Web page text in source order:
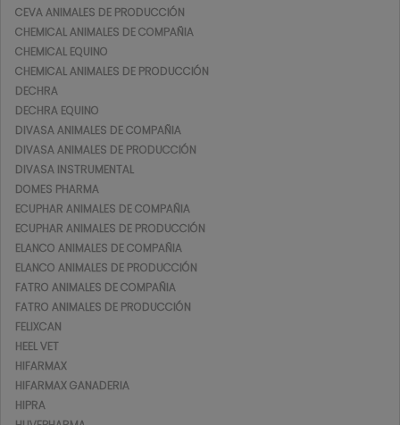
CEVA ANIMALES DE PRODUCCIÓN
CHEMICAL ANIMALES DE COMPAÑIA
CHEMICAL EQUINO
CHEMICAL ANIMALES DE PRODUCCIÓN
DECHRA
DECHRA EQUINO
DIVASA ANIMALES DE COMPAÑIA
DIVASA ANIMALES DE PRODUCCIÓN
DIVASA INSTRUMENTAL
DOMES PHARMA
ECUPHAR ANIMALES DE COMPAÑIA
ECUPHAR ANIMALES DE PRODUCCIÓN
ELANCO ANIMALES DE COMPAÑIA
ELANCO ANIMALES DE PRODUCCIÓN
FATRO ANIMALES DE COMPAÑIA
FATRO ANIMALES DE PRODUCCIÓN
FELIXCAN
HEEL VET
HIFARMAX
HIFARMAX GANADERIA
HIPRA